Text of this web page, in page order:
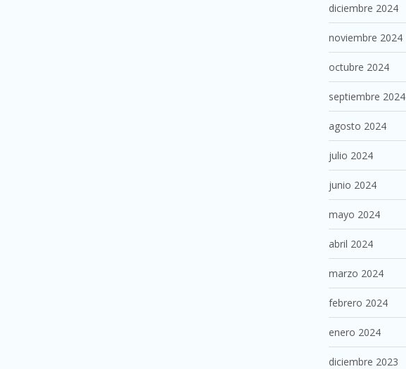
diciembre 2024
noviembre 2024
octubre 2024
septiembre 2024
agosto 2024
julio 2024
junio 2024
mayo 2024
abril 2024
marzo 2024
febrero 2024
enero 2024
diciembre 2023